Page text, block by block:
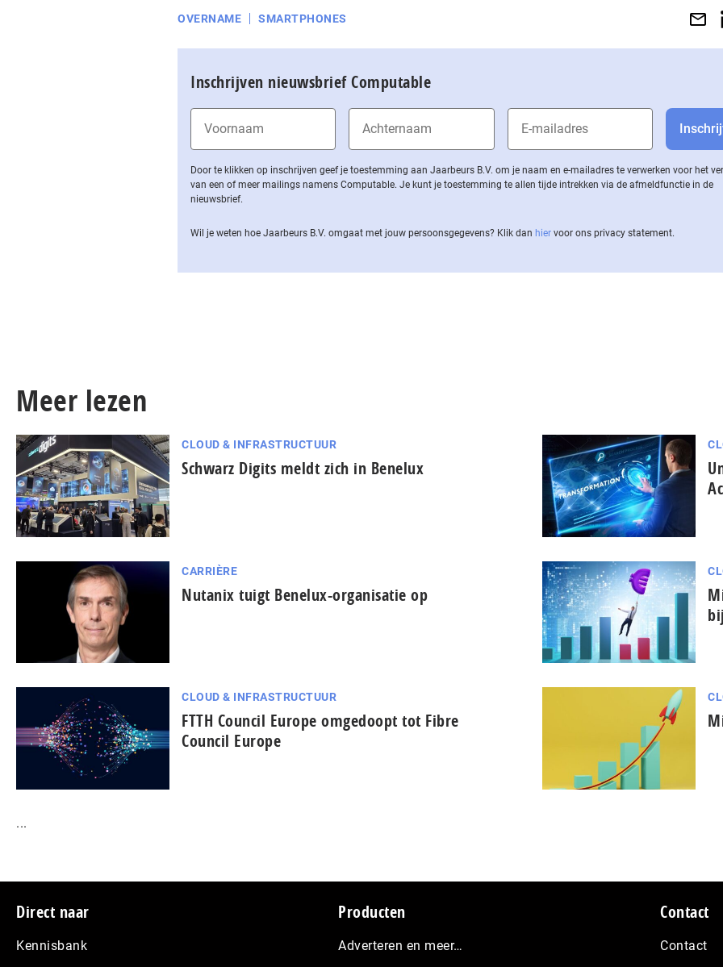
OVERNAME SMARTPHONES
Inschrijven nieuwsbrief Computable
Door te klikken op inschrijven geef je toestemming aan Jaarbeurs B.V. om je naam en e-mailadres te verwerken voor het
van een of meer mailings namens Computable. Je kunt je toestemming te allen tijde intrekken via de af­meld­func­tie in de
nieuwsbrief.
Wil je weten hoe Jaarbeurs B.V. omgaat met jouw per­soons­ge­ge­vens? Klik dan hier voor ons privacy statement.
Meer lezen
CLOUD & INFRASTRUCTUUR
Schwarz Digits meldt zich in Benelux
CARRIÈRE
Nutanix tuigt Benelux-organisatie op
CLOUD & INFRASTRUCTUUR
FTTH Council Europe omgedoopt tot Fibre
Council Europe
...
Footer
Direct naar
Kennisbank
Producten
Adverteren en meer…
Contact
Contact